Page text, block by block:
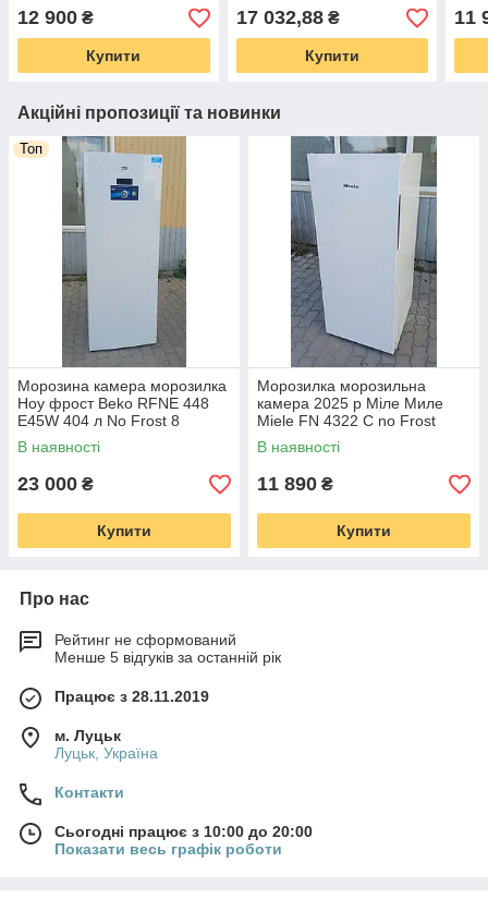
12 900 ₴
Купити
17 032,88₴
Купити
11
Акційні пропозиції та новинки
Топ
Морозина камера морозилка
Ноу фрост Beko RFNE 448
E45W 404 л No Frost 8
ящиків 191 см б/в
В наявності
23 000 ₴
Купити
Морозилка морозильна
камера 2025 р Міле Миле
Miele FN 4322 C no Frost
Germany Wi-Fi 200 л R600a
145 см 5 ящиків ноу фрост
smart
В наявності
11 890 ₴
Купити
Про нас
Рейтинг не сформований
Менше 5 відгуків за останній рік
Працює з 28.11.2019
м. Луцьк
Луцьк, Україна
Контакти
Сьогодні працює з 10:00 до 20:00
Показати весь графік роботи